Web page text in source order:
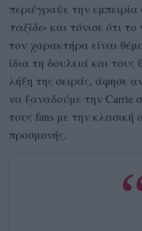
περιέγραψε την εμπειρία
ταξίδι» και τόνισε ότι
τον χαρακτήρα είναι
ίδια τη δουλειά και
λήξη της σειράς, άφησε
να ξαναδούμε την Carrie
τους fans με την κλασική
προσμονής.